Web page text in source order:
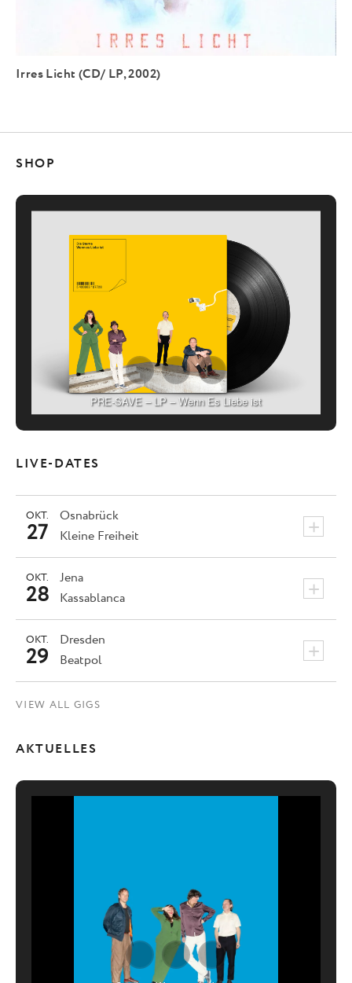
Irres Licht (CD/ LP, 2002)
SHOP
PRE-SAVE – LP – Wenn Es Liebe ist
LIVE-DATES
Osnabrück +
OKT.
27 Kleine Freiheit
Jena +
OKT.
28 Kassablanca
Dresden +
OKT.
29 Beatpol
VIEW ALL GIGS
AKTUELLES